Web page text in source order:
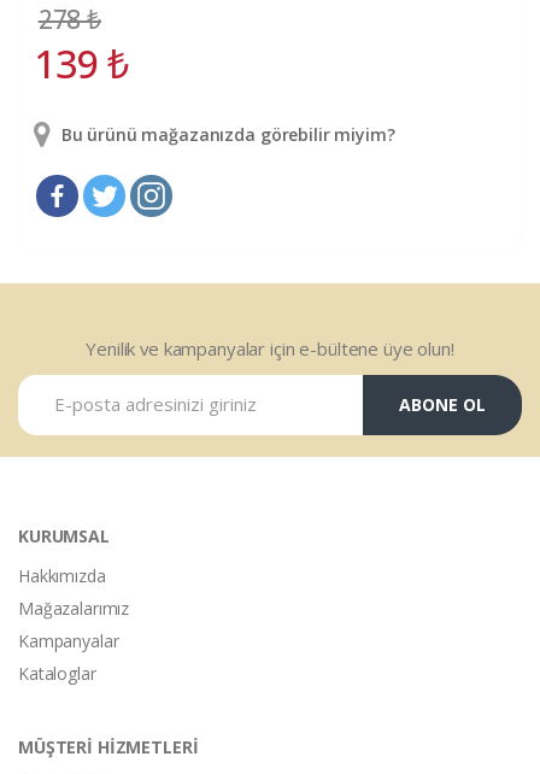
278₺
139₺
Bu ürünü mağazanızda görebilir miyim?
Yenilik ve kampanyalar için e-bültene üye olun!
ABONE OL
KURUMSAL
Hakkımızda
Mağazalarımız
Kampanyalar
Kataloglar
MÜŞTERİ HİZMETLERİ